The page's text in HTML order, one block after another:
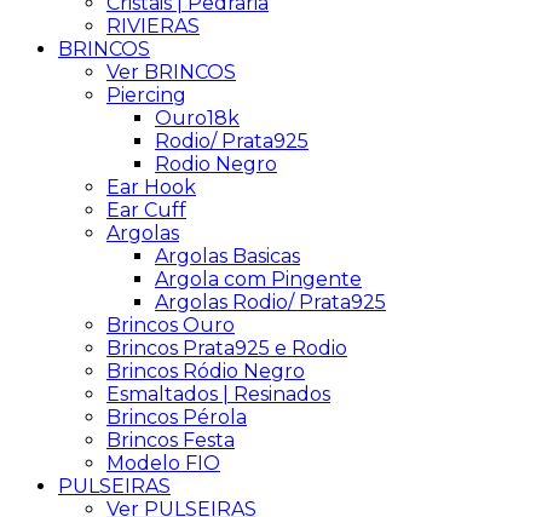
RIVIERAS
BRINCOS
Ver BRINCOS
Piercing
Ouro18k
Rodio/ Prata925
Rodio Negro
Ear Hook
Ear Cuff
Argolas
Argolas Basicas
Argola com Pingente
Argolas Rodio/ Prata925
Brincos Ouro
Brincos Prata925 e Rodio
Brincos Ródio Negro
Esmaltados | Resinados
Brincos Pérola
Brincos Festa
Modelo FIO
PULSEIRAS
Ver PULSEIRAS